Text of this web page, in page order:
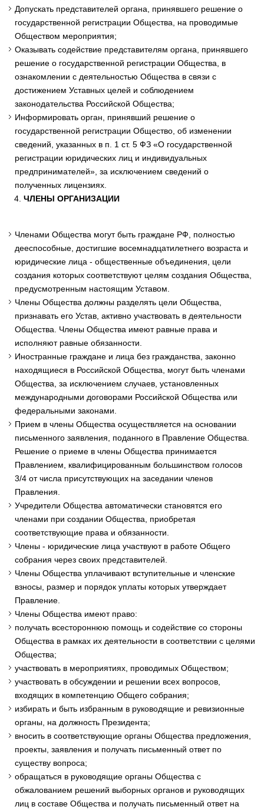
Допускать представителей органа, принявшего решение о
государственной регистрации Общества, на проводимые
Обществом мероприятия;
Оказывать содействие представителям органа, принявшего
решение о государственной регистрации Общества, в
ознакомлении с деятельностью Общества в связи с
достижением Уставных целей и соблюдением
законодательства Российской Общества;
Информировать орган, принявший решение о
государственной регистрации Общество, об изменении
сведений, указанных в п. 1 ст. 5 ФЗ «О государственной
регистрации юридических лиц и индивидуальных
предпринимателей», за исключением сведений о
полученных лицензиях.
ЧЛЕНЫ ОРГАНИЗАЦИИ
Членами Общества могут быть граждане РФ, полностью
дееспособные, достигшие восемнадцатилетнего возраста и
юридические лица - общественные объединения, цели
создания которых соответствуют целям создания Общества,
предусмотренным настоящим Уставом.
Члены Общества должны разделять цели Общества,
признавать его Устав, активно участвовать в деятельности
Общества. Члены Общества имеют равные права и
исполняют равные обязанности.
Иностранные граждане и лица без гражданства, законно
находящиеся в Российской Общества, могут быть членами
Общества, за исключением случаев, установленных
международными договорами Российской Общества или
федеральными законами.
Прием в члены Общества осуществляется на основании
письменного заявления, поданного в Правление Общества.
Решение о приеме в члены Общества принимается
Правлением, квалифицированным большинством голосов
3/4 от числа присутствующих на заседании членов
Правления.
Учредители Общества автоматически становятся его
членами при создании Общества, приобретая
соответствующие права и обязанности.
Члены - юридические лица участвуют в работе Общего
собрания через своих представителей.
Члены Общества уплачивают вступительные и членские
взносы, размер и порядок уплаты которых утверждает
Правление.
Члены Общества имеют право:
получать всестороннюю помощь и содействие со стороны
Общества в рамках их деятельности в соответствии с целями
Общества;
участвовать в мероприятиях, проводимых Обществом;
участвовать в обсуждении и решении всех вопросов,
входящих в компетенцию Общего собрания;
избирать и быть избранным в руководящие и ревизионные
органы, на должность Президента;
вносить в соответствующие органы Общества предложения,
проекты, заявления и получать письменный ответ по
существу вопроса;
обращаться в руководящие органы Общества с
обжалованием решений выборных органов и руководящих
лиц в составе Общества и получать письменный ответ на